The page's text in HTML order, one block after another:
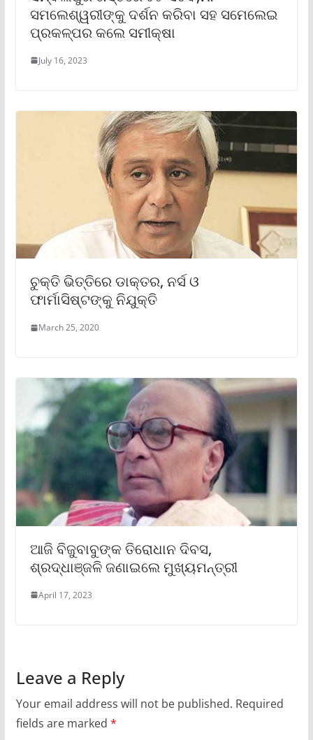
ସମଲେଶ୍ୱରୀଙ୍କୁ ଦର୍ଶନ କରିବା ସହ ସମେଲେଇ
ପ୍ରକଳ୍ପର କଲେ ସମୀକ୍ଷା
July 16, 2023
ଚୁକ୍ତି ଭିତ୍ତିରେ ଡାକ୍ତର, ନର୍ସ ଓ
ଫାର୍ମାସିଷ୍ଟଙ୍କୁ ନିଯୁକ୍ତି
March 25, 2020
ଆଜି ବିଜୁବାବୁଙ୍କ ତିରୋଧାନ ଦିବସ,
ଶ୍ରଦ୍ଧାଞ୍ଜଳି ଜଣାଇଲେ ମୁଖ୍ୟମନ୍ତ୍ରୀ
April 17, 2023
Leave a Reply
Your email address will not be published. Required
fields are marked *